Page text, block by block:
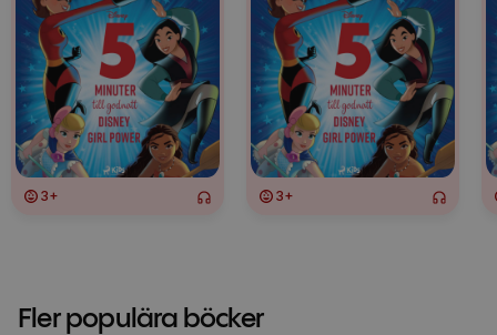
3+ 3+
Fler populära böcker